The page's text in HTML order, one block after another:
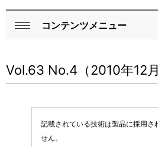
ョ
現
位
ロ
カる
コンテンツメニュー
Vol.63 No.4（2010年12月
記載されている技術は製品に採用さ
せん。